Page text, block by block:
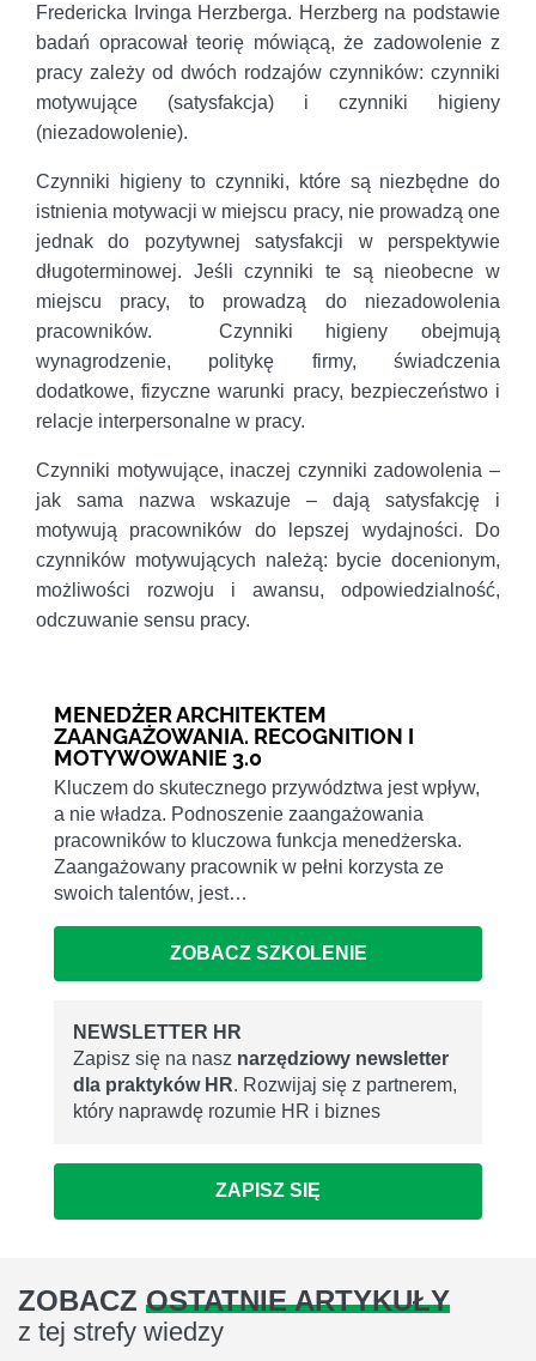
Fredericka Irvinga Herzberga. Herzberg na podstawie
badań opracował teorię mówiącą, że zadowolenie z
pracy zależy od dwóch rodzajów czynników: czynniki
motywujące (satysfakcja) i czynniki higieny
(niezadowolenie).
Czynniki higieny to czynniki, które są niezbędne do
istnienia motywacji w miejscu pracy, nie prowadzą one
jednak do pozytywnej satysfakcji w perspektywie
długoterminowej. Jeśli czynniki te są nieobecne w
miejscu pracy, to prowadzą do niezadowolenia
pracowników. Czynniki higieny obejmują
wynagrodzenie, politykę firmy, świadczenia
dodatkowe, fizyczne warunki pracy, bezpieczeństwo i
relacje interpersonalne w pracy.
Czynniki motywujące, inaczej czynniki zadowolenia –
jak sama nazwa wskazuje – dają satysfakcję i
motywują pracowników do lepszej wydajności. Do
czynników motywujących należą: bycie docenionym,
możliwości rozwoju i awansu, odpowiedzialność,
odczuwanie sensu pracy.
MENEDŻER ARCHITEKTEM
ZAANGAŻOWANIA. RECOGNITION I
MOTYWOWANIE 3.0
Kluczem do skutecznego przywództwa jest wpływ,
a nie władza. Podnoszenie zaangażowania
pracowników to kluczowa funkcja menedżerska.
Zaangażowany pracownik w pełni korzysta ze
swoich talentów, jest…
ZOBACZ SZKOLENIE
NEWSLETTER HR
Zapisz się na nasz narzędziowy newsletter
dla praktyków HR. Rozwijaj się z partnerem,
który naprawdę rozumie HR i biznes
ZAPISZ SIĘ
ZOBACZ OSTATNIE ARTYKUŁY
z tej strefy wiedzy